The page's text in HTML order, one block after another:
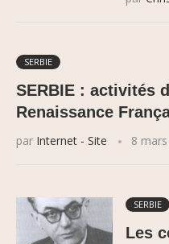
SERBIE
SERBIE : activités
Renaissance
par Internet - Site 8
SERBIE
Les